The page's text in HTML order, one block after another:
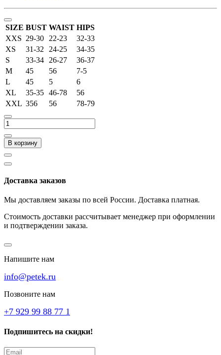
SIZE BUST WAIST HIPS
XXS 29-30 22-23
32-33
XS
31-32 24-25
34-35
S
33-34 26-27
36-37
M
45 56
7-5
L
45 5
6
XL
35-35 46-78
56
XXL 356 56 78-79
В корзину
Доставка заказов
Мы доставляем заказы по всей России. Доставка платная.
Стоимость доставки рассчитывает менеджер при оформлении
и подтверждении заказа.
Напишите нам
info@petek.ru
Позвоните нам
+7 929 99 88 77 1
Подпишитесь на скидки!